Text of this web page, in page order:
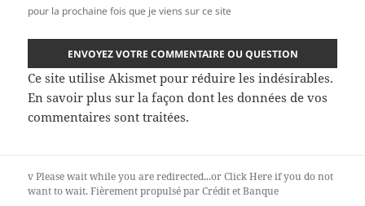
pour la prochaine fois que je viens sur ce site
Ce site utilise Akismet pour réduire les indésirables.
En savoir plus sur la façon dont les données de vos
commentaires sont traitées.
vPlease wait while you are redirected...orClick Hereif you do not
want to wait.Fièrement propulsé par Crédit et Banque